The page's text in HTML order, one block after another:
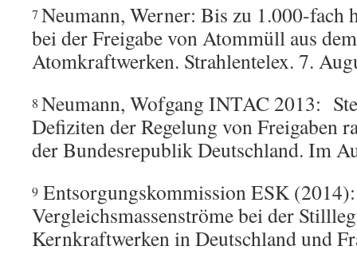
7 Neumann, Werner: Bis zu 1.000-fach
bei der Freigabe von Atommüll aus
Atomkraftwerken. Strahlentelex. 7.
8 Neumann, Wofgang INTAC 2013:
Defiziten der Regelung von Freigaben
der Bundesrepublik Deutschland. Im
9 Entsorgungskommission ESK (2014):
Vergleichsmassenströme bei der
Kernkraftwerken in Deutschland und